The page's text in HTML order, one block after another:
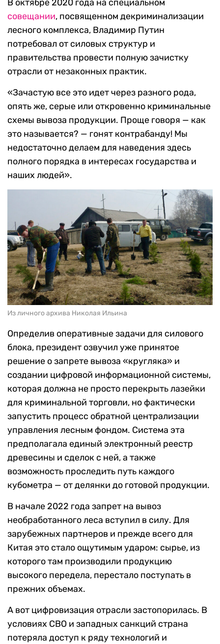
В октябре 2020 года на специальном
совещании, посвященном декриминализации
лесного комплекса, Владимир Путин
потребовал от силовых структур и
правительства провести полную зачистку
отрасли от незаконных практик.
«Зачастую все это идет через разного рода,
опять же, серые или откровенно криминальные
схемы вывоза продукции. Проще говоря — как
это называется? — гонят контрабанду! Мы
недостаточно делаем для наведения здесь
полного порядка в интересах государства и
наших людей».
Из личного архива Николая Ильина
Определив оперативные задачи для силового
блока, президент озвучил уже принятое
решение о запрете вывоза «кругляка» и
создании цифровой информационной системы,
которая должна не просто перекрыть лазейки
для криминальной торговли, но фактически
запустить процесс обратной централизации
управления лесным фондом. Система эта
предполагала единый электронный реестр
древесины и сделок с ней, а также
возможность проследить путь каждого
кубометра — от делянки до готовой продукции.
В начале 2022 года запрет на вывоз
необработанного леса вступил в силу. Для
зарубежных партнеров и прежде всего для
Китая это стало ощутимым ударом: сырье, из
которого там производили продукцию
высокого передела, перестало поступать в
прежних объемах.
А вот цифровизация отрасли застопорилась. В
условиях СВО и западных санкций страна
потеряла доступ к ряду технологий и